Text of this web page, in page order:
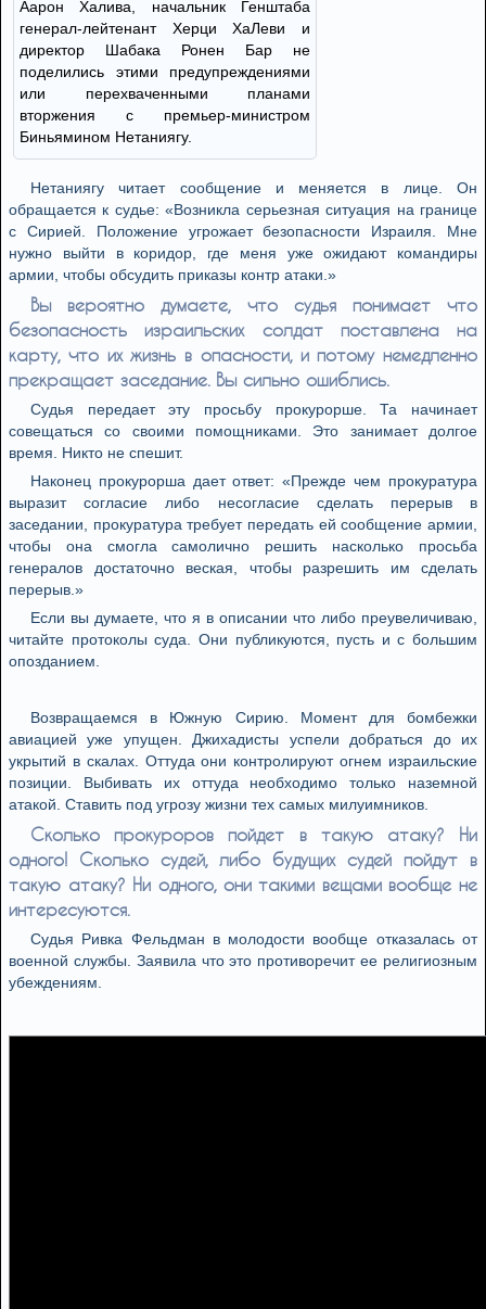
Аарон Халива, начальник Генштаба
генерал-лейтенант Херци ХаЛеви и
директор Шабака Ронен Бар не
поделились этими предупреждениями
или перехваченными планами
вторжения с премьер-министром
Биньямином Нетаниягу.
Нетаниягу читает сообщение и меняется в лице. Он
обращается к судье: «Возникла серьезная ситуация на границе
с Сирией. Положение угрожает безопасности Израиля. Мне
нужно выйти в коридор, где меня уже ожидают командиры
армии, чтобы обсудить приказы контр атаки.»
Вы вероятно думаете, что судья понимает что
безопасность израильских солдат поставлена на
карту, что их жизнь в опасности, и потому немедленно
прекращает заседание. Вы сильно ошиблись.
Судья передает эту просьбу прокурорше. Та начинает
совещаться со своими помощниками. Это занимает долгое
время. Никто не спешит.
Наконец прокурорша дает ответ: «Прежде чем прокуратура
выразит согласие либо несогласие сделать перерыв в
заседании, прокуратура требует передать ей сообщение армии,
чтобы она смогла самолично решить насколько просьба
генералов достаточно веская, чтобы разрешить им сделать
перерыв.»
Если вы думаете, что я в описании что либо преувеличиваю,
читайте протоколы суда. Они публикуются, пусть и с большим
опозданием.
Возвращаемся в Южную Сирию. Момент для бомбежки
авиацией уже упущен. Джихадисты успели добраться до их
укрытий в скалах. Оттуда они контролируют огнем израильские
позиции. Выбивать их оттуда необходимо только наземной
атакой. Ставить под угрозу жизни тех самых милуимников.
Сколько прокуроров пойдет в такую атаку? Ни
одного! Сколько судей, либо будущих судей пойдут в
такую атаку? Ни одного, они такими вещами вообще не
интересуются.
Судья Ривка Фельдман в молодости вообще отказалась от
военной службы. Заявила что это противоречит ее религиозным
убеждениям.